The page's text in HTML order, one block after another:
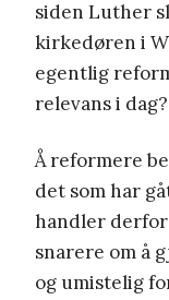
siden Luther
kirkedøren i
egentlig
relevans i dag?
Å reformere
det som har
handler derfor
snarere om å
og umistelig